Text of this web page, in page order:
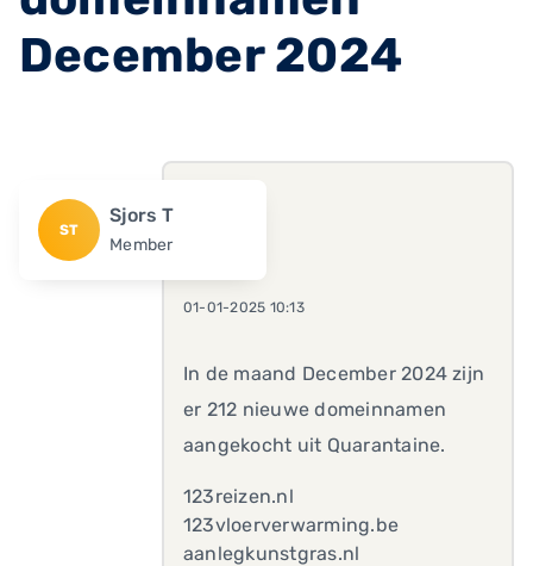
December 2024
ST
Sjors T
Member
01-01-2025 10:13
In de maand December 2024 zijn
er 212 nieuwe domeinnamen
aangekocht uit Quarantaine.
123reizen.nl
123vloerverwarming.be
aanlegkunstgras.nl